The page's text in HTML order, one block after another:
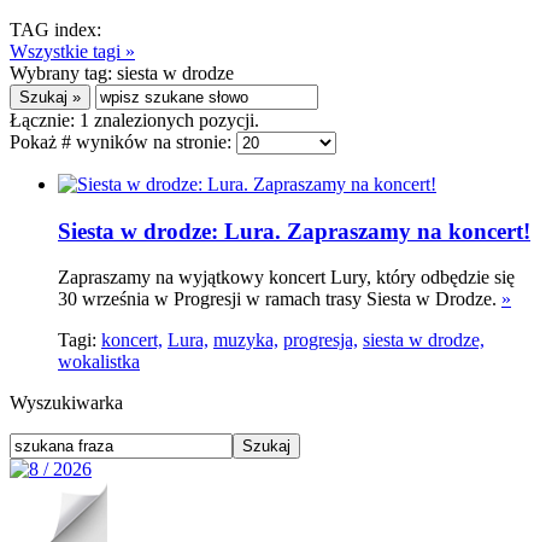
TAG index:
Wszystkie tagi »
Wybrany tag: siesta w drodze
Łącznie: 1 znalezionych pozycji.
Pokaż # wyników na stronie:
Siesta w drodze: Lura. Zapraszamy na koncert!
Zapraszamy na wyjątkowy koncert Lury, który odbędzie się
30 września w Progresji w ramach trasy Siesta w Drodze. »
Tagi: koncert, Lura, muzyka, progresja, siesta w drodze,
wokalistka
Wyszukiwarka